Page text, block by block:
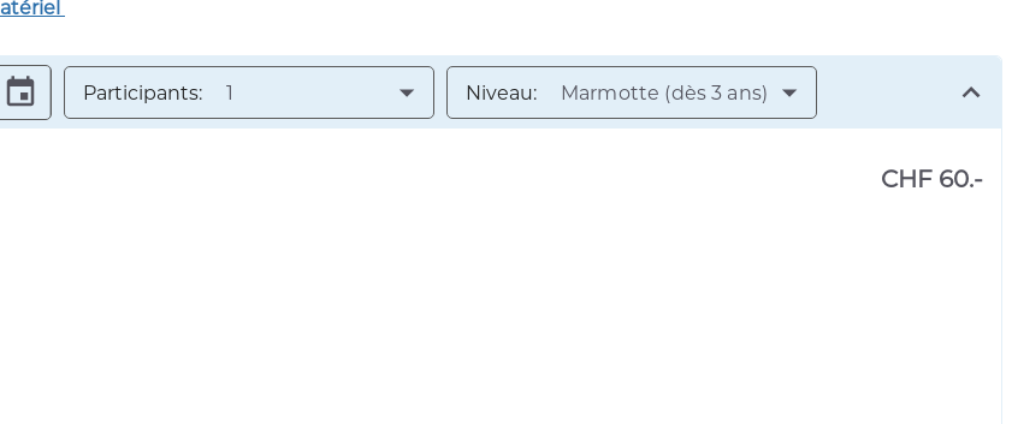
Participants: 1 Niveau: Marmotte (dès 3 ans)
CHF 60.-